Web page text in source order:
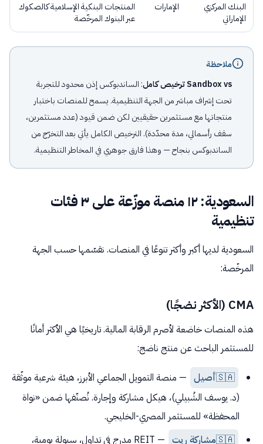
البنك المركزي
الإماراتي
الإمارات
المنتجات البنكية الإسلامية كالصكوك
عبر البنوك المرخّصة
ملاحظة
Sandbox vs ترخيص كامل
: الساندبوكس إذن محدود للتجربة
تحت إشراف مباشر من الجهة التنظيمية. يسمح للمنصات باختبار
منتجاتها مع مستثمرين حقيقيين لكن ضمن قيود (عدد مستثمرين،
سقف رأسمالي، مدة محدّدة). الترخيص الكامل يأتي بعد التخرّج من
الساندبوكس بنجاح — وهذا فارق جوهري في المخاطر التنظيمية.
السعودية: ١٢ منصة موزّعة على ٣ فئات
تنظيمية
السعودية لديها أكبر وأكثر تنوعًا في المنصات. نقسّمها حسب الجهة
المرخّصة:
CMA (الأكثر نضجًا)
هذه المنصات خاضعة لأصرم الرقابة المالية. تاريخيًا هي الأكثر أمانًا
للمستثمر الباحث عن منتج ناضج:
🇸🇦أصيل — منصة التمويل الجماعي الأبرز، هيئة شرعية موثّقة
(د. يوسف الشُبيلي)، هيكل مشاركة وإجارة. نُصنّفها ضمن «نواة
المحفظة» للمستثمر المصري-الخليجي.
🇸🇦مشاركة ريت
— REIT مدرج في تداول، سيولة يومية،